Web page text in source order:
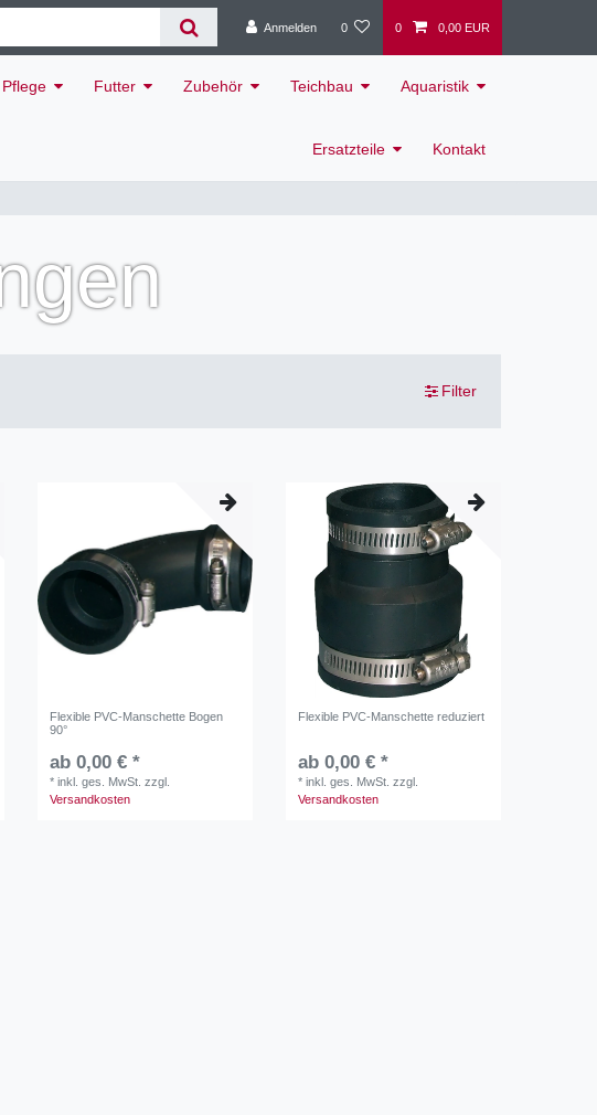
Anmelden
0 0 0,00 EUR
Pflege Futter Zubehör Teichbau Aquaristik
Ersatzteile Kontakt
Filter
Flexible PVC-Manschette Bogen
90°
ab 0,00 € *
*inkl. ges. MwSt. zzgl.
Versandkosten
Flexible PVC-Manschette reduziert
ab 0,00 € *
*inkl. ges. MwSt. zzgl.
Versandkosten